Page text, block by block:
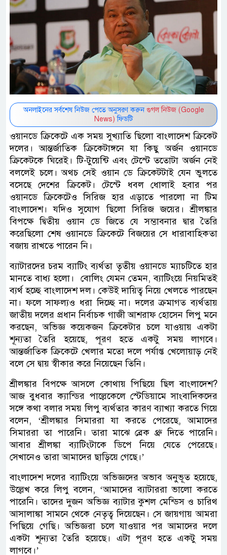
অনলাইনের সর্বশেষ নিউজ পেতে অনুসরণ করুন গুগল নিউজ (Google
News) ফিডটি
ওয়ানডে ক্রিকেটে এক সময় সুখ্যাতি ছিলো বাংলাদেশ ক্রিকেট
দলের। আন্তর্জাতিক ক্রিকেটাঙ্গনে যা কিছু অর্জন ওয়ানডে
ক্রিকেটকে ঘিরেই। টি-টুয়েন্টি এবং টেস্টে ততোটা অর্জন নেই
বললেই চলে। অথচ সেই ওয়ান ডে ক্রিকেটটাই যেন ভুলতে
বসেছে দেশের ক্রিকেট। টেস্টে ধবল ধোলাই হবার পর
ওয়ানডে ক্রিকেটেও সিরিজ হার এড়াতে পারলো না টিম
বাংলাদেশ। যদিও সুযোগ ছিলো সিরিজ জয়ের। শ্রীলঙ্কার
বিপক্ষে দ্বিতীয় ওয়ান ডে জিতে যে সম্ভাবনার দ্বার তৈরি
করেছিলো শেষ ওয়ানডে ক্রিকেটে বিজয়ের সে ধারাবাহিকতা
বজায় রাখতে পারেন নি।
ব্যাটারদের চরম ব্যাটিং ব্যর্থতা তৃতীয় ওয়ানডে ম্যাচটিতে হার
মানতে বাধ্য হলো। বোলিং যেমন তেমন, ব্যাটিংয়ে নিয়মিতই
ব্যর্থ হচ্ছে বাংলাদেশ দল। কেউই দায়িত্ব নিয়ে খেলতে পারছেন
না। ফলে সাফল্যও ধরা দিচ্ছে না। দলের ক্রমাগত ব্যর্থতায়
জাতীয় দলের প্রধান নির্বাচক গাজী আশরাফ হোসেন লিপু মনে
করছেন, অভিজ্ঞ কয়েকজন ক্রিকেটার চলে যাওয়ায় একটা
শূন্যতা তৈরি হয়েছে, পূরণ হতে একটু সময় লাগবে।
আন্তর্জাতিক ক্রিকেটে খেলার মতো দলে পর্যাপ্ত খেলোয়াড় নেই
বলে সে দ্বায় স্বীকার করে নিয়েছেন তিনি।
শ্রীলঙ্কার বিপক্ষে আসলে কোথায় পিছিয়ে ছিল বাংলাদেশ?
আজ বুধবার ক্যান্ডির পাল্লেকেলে স্টেডিয়ামে সাংবাদিকদের
সঙ্গে কথা বলার সময় লিপু ব্যর্থতার কারণ ব্যাখ্যা করতে গিয়ে
বলেন, ‘শ্রীলঙ্কার সিমাররা যা করতে পেরেছে, আমাদের
সিমাররা তা পারেনি। তারা মাঝে ব্রেক থ্রু দিতে পারেনি।
আবার শ্রীলঙ্কা ব্যাটিংটাকে ডিপে নিয়ে যেতে পেরেছে।
সেখানেও তারা আমাদের ছাড়িয়ে গেছে।’
বাংলাদেশ দলের ব্যাটিংয়ে অভিজ্ঞদের অভাব অনুভূত হয়েছে,
উল্লেখ করে লিপু বলেন, ‘আমাদের ব্যাটাররা ভালো করতে
পারেনি। তাদের দুজন অভিজ্ঞ ব্যাটার কুশল মেন্ডিস ও চারিথ
আসালাঙ্কা সামনে থেকে নেতৃত্ব দিয়েছেন। সে জায়গায় আমরা
পিছিয়ে গেছি। অভিজ্ঞরা চলে যাওয়ার পর আমাদের দলে
একটা শূন্যতা তৈরি হয়েছে। এটা পূরণ হতে একটু সময়
লাগবে।’